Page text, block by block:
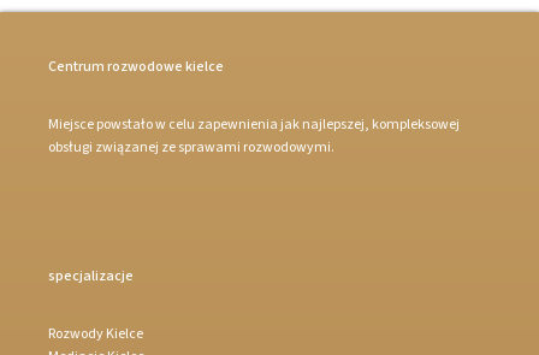
Centrum rozwodowe kielce
Miejsce powstało w celu zapewnienia jak najlepszej, kompleksowej
obsługi związanej ze sprawami rozwodowymi.
specjalizacje
Rozwody Kielce